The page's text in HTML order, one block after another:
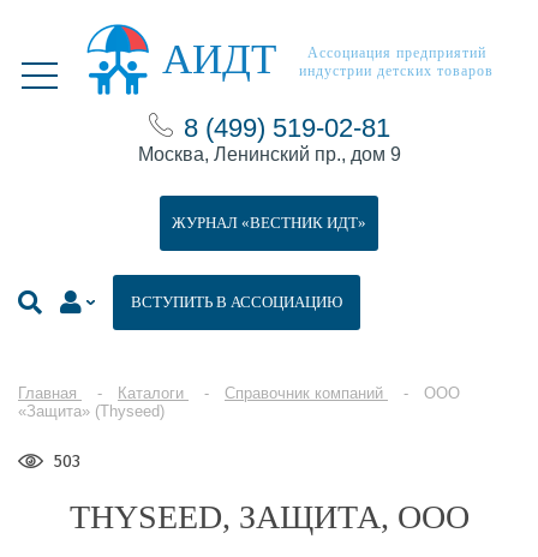
АИДТ
Ассоциация предприятий
индустрии детских товаров
8 (499) 519-02-81
Москва, Ленинский пр., дом 9
ВСТУПИТЬ В АССОЦИАЦИЮ
ЖУРНАЛ «ВЕСТНИК ИДТ»
Главная Каталоги Справочник компаний
ООО
«Защита» (Thyseed)
503
THYSEED, ЗАЩИТА, ООО